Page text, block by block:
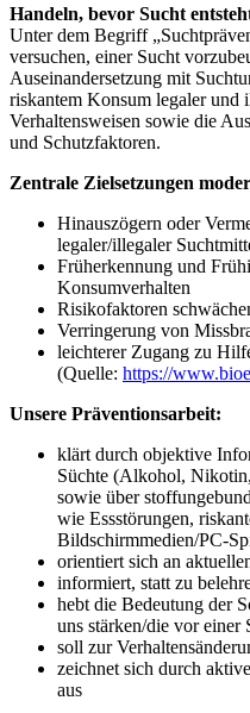
Handeln, bevor Sucht
Unter dem Begriff
versuchen, einer Sucht
Auseinandersetzung mit
riskantem Konsum legaler und
Verhaltensweisen sowie die
und Schutzfaktoren.
Zentrale Zielsetzungen
Hinauszögern oder
legaler/illegaler
Früherkennung und
Konsumverhalten
Risikofaktoren
Verringerung von
leichterer Zugang zu
(Quelle: https://
Unsere Präventionsarbeit:
klärt durch objektive
Süchte (Alkohol,
sowie über
wie Essstörungen,
Bildschirmmedien/PC-
orientiert sich an
informiert, statt zu
hebt die Bedeutung der
uns stärken/die vor einer
soll zur
zeichnet sich durch
aus